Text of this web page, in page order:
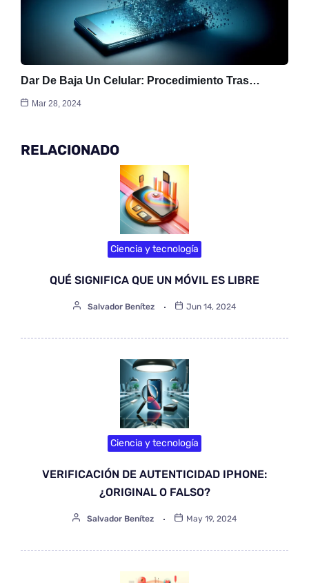
Dar De Baja Un Celular: Procedimiento Tras…
Mar 28, 2024
RELACIONADO
Ciencia y tecnología
QUÉ SIGNIFICA QUE UN MÓVIL ES LIBRE
Salvador Benítez Jun 14, 2024
Ciencia y tecnología
VERIFICACIÓN DE AUTENTICIDAD IPHONE:
¿ORIGINAL O FALSO?
Salvador Benítez May 19, 2024